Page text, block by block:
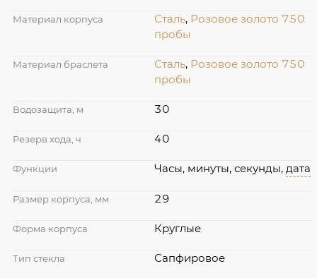
Материал корпуса Сталь, Розовое золото 750
пробы
Материал браслета Сталь, Розовое золото 750
пробы
Водозащита, м 30
Резерв хода, ч 40
Функции Часы, минуты, секунды, дата
Размер корпуса, мм 29
Форма корпуса Круглые
Тип стекла Сапфировое